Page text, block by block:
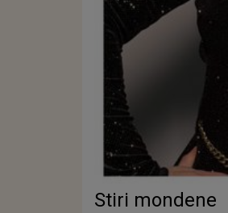
Stiri mondene